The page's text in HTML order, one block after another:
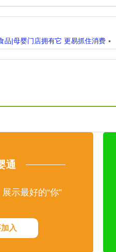
品|母婴门店拥有它 更易抓住消费
通
示最好的“你”
入